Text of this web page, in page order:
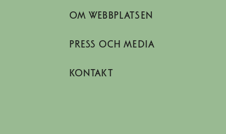
OM WEBBPLATSEN
PRESS OCH MEDIA
KONTAKT